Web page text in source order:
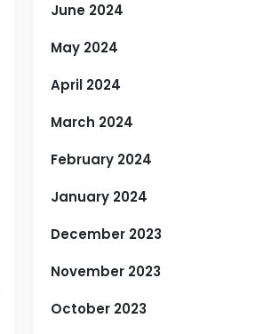
June 2024
May 2024
April 2024
March 2024
February 2024
January 2024
December 2023
November 2023
October 2023